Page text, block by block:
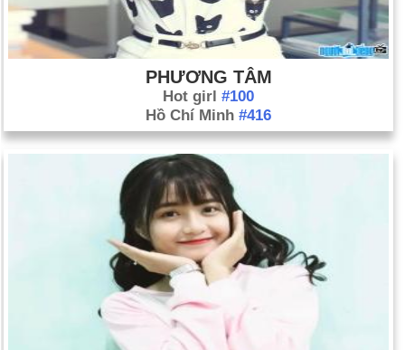
PHƯƠNG TÂM
Hot girl #100
Hồ Chí Minh #416